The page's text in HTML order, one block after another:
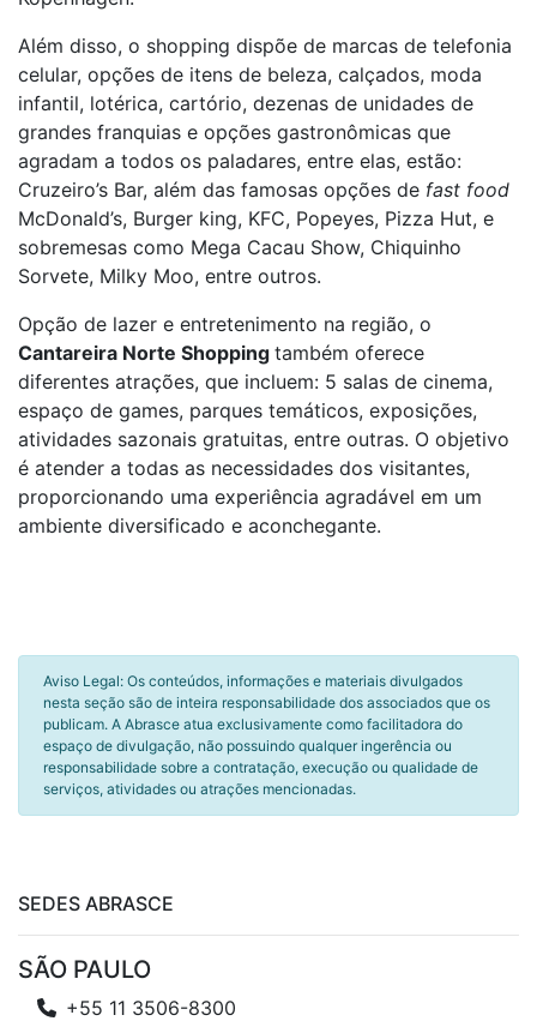
Além disso, o shopping dispõe de marcas de telefonia
celular, opções de itens de beleza, calçados, moda
infantil, lotérica, cartório, dezenas de unidades de
grandes franquias e opções gastronômicas que
agradam a todos os paladares, entre elas, estão:
Cruzeiro’s Bar, além das famosas opções de fast food
McDonald’s, Burger king, KFC, Popeyes, Pizza Hut, e
sobremesas como Mega Cacau Show, Chiquinho
Sorvete, Milky Moo, entre outros.
Opção de lazer e entretenimento na região, o
Cantareira Norte Shopping também oferece
diferentes atrações, que incluem: 5 salas de cinema,
espaço de games, parques temáticos, exposições,
atividades sazonais gratuitas, entre outras. O objetivo
é atender a todas as necessidades dos visitantes,
proporcionando uma experiência agradável em um
ambiente diversificado e aconchegante.
Aviso Legal: Os conteúdos, informações e materiais divulgados
nesta seção são de inteira responsabilidade dos associados que os
publicam. A Abrasce atua exclusivamente como facilitadora do
espaço de divulgação, não possuindo qualquer ingerência ou
responsabilidade sobre a contratação, execução ou qualidade de
serviços, atividades ou atrações mencionadas.
SEDES ABRASCE
SÃO PAULO
+55 11 3506-8300